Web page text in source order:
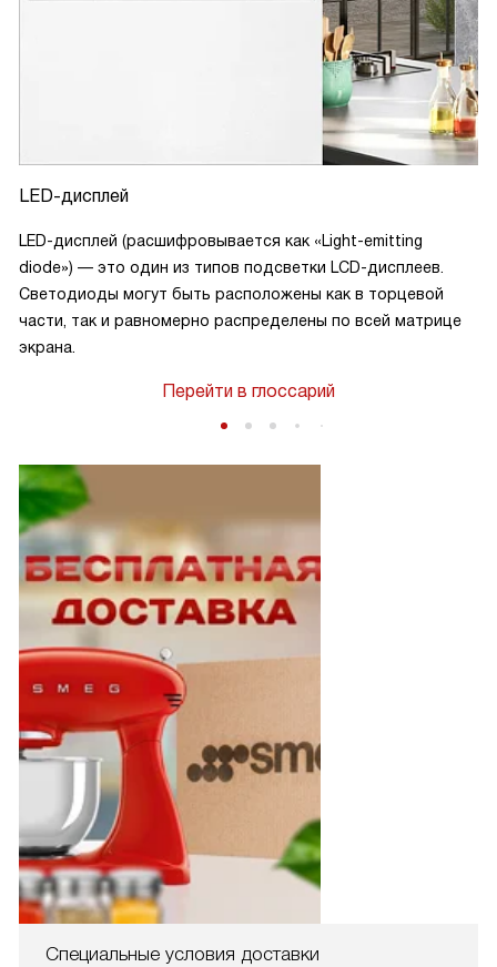
LED-дисплей
LED-дисплей (расшифровывается как «Light-emitting
diode») — это один из типов подсветки LCD-дисплеев.
Светодиоды могут быть расположены как в торцевой
части, так и равномерно распределены по всей матрице
экрана.
Перейти в глоссарий
Специальные условия доставки